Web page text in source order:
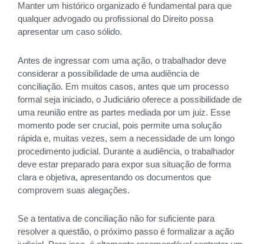
Manter um histórico organizado é fundamental para que
qualquer advogado ou profissional do Direito possa
apresentar um caso sólido.
Antes de ingressar com uma ação, o trabalhador deve
considerar a possibilidade de uma audiência de
conciliação. Em muitos casos, antes que um processo
formal seja iniciado, o Judiciário oferece a possibilidade de
uma reunião entre as partes mediada por um juiz. Esse
momento pode ser crucial, pois permite uma solução
rápida e, muitas vezes, sem a necessidade de um longo
procedimento judicial. Durante a audiência, o trabalhador
deve estar preparado para expor sua situação de forma
clara e objetiva, apresentando os documentos que
comprovem suas alegações.
Se a tentativa de conciliação não for suficiente para
resolver a questão, o próximo passo é formalizar a ação